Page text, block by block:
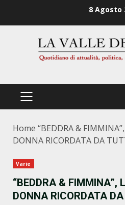
8 Agosto
PRIMÄRES
Home “BEDDRA &
DONNA RICORDATA DA
Varie
“BEDDRA & FIMMINA”,
DONNA RICORDATA